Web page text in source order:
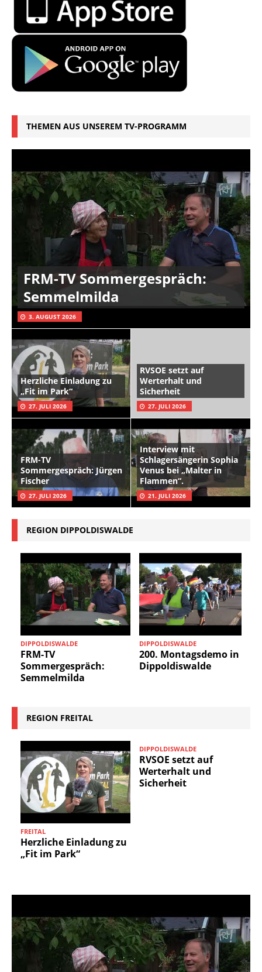
THEMEN AUS UNSEREM TV-PROGRAMM
FRM-TV Sommergespräch:
Semmelmilda
3. AUGUST 2026
Herzliche Einladung zu
„Fit im Park“
27. JULI 2026
RVSOE setzt auf
Werterhalt und
Sicherheit
27. JULI 2026
FRM-TV
Sommergespräch: Jürgen
Fischer
27. JULI 2026
Interview mit
Schlagersängerin Sophia
Venus bei „Malter in
Flammen“.
21. JULI 2026
REGION DIPPOLDISWALDE
DIPPOLDISWALDE
FRM-TV
Sommergespräch:
Semmelmilda
DIPPOLDISWALDE
200. Montagsdemo in
Dippoldiswalde
REGION FREITAL
FREITAL
Herzliche Einladung zu
„Fit im Park“
DIPPOLDISWALDE
RVSOE setzt auf
Werterhalt und
Sicherheit